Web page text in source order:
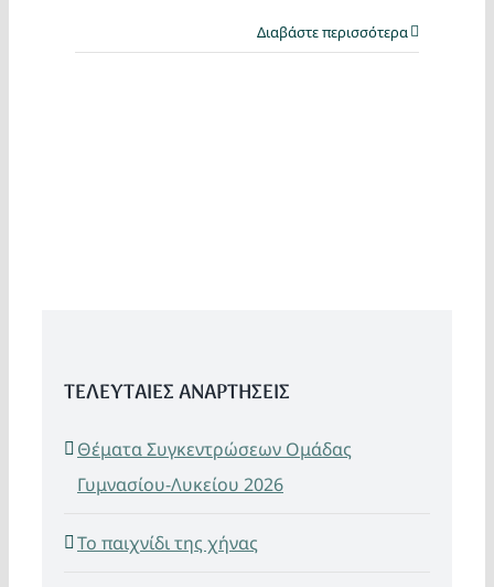
Διαβάστε περισσότερα
ΤΕΛΕΥΤΑΙΕΣ ΑΝΑΡΤΗΣΕΙΣ
Θέματα Συγκεντρώσεων Ομάδας
Γυμνασίου-Λυκείου 2026
Το παιχνίδι της χήνας